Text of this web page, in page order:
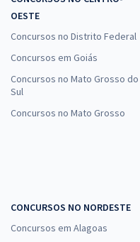
OESTE
Concursos no Distrito Federal
Concursos em Goiás
Concursos no Mato Grosso do
Sul
Concursos no Mato Grosso
CONCURSOS NO NORDESTE
Concursos em Alagoas